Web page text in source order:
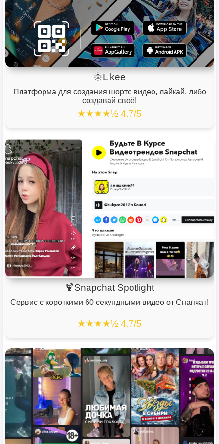
🌞Likee
Платформа для создания шортс видео, лайкай, либо
создавай своё!
★★★★½ 4.7/5
🍹Snapchat Spotlight
Сервис с короткими 60 секундными видео от Снапчат!
★★★★½ 4.7/5